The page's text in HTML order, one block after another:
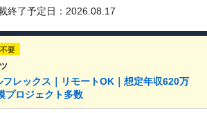
終了予定日： 2026.08.17
要
フレックス｜リモートOK｜想定年収620万
プロジェクト多数